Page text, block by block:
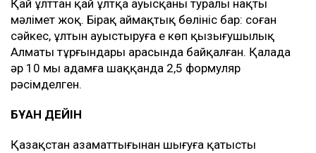
Қай ұлттан қай ұлтқа ауысқаны туралы нақты
мәлімет жоқ. Бірақ аймақтық бөлініс бар: соған
сәйкес, ұлтын ауыстыруға ең көп қызығушылық
Алматы тұрғындары арасында байқалған. Қалада
әр 10 мың адамға шаққанда 2,5 формуляр
рәсімделген.
БҰҒАН ДЕЙІН
Қазақстан азаматтығынан шығуға қатысты